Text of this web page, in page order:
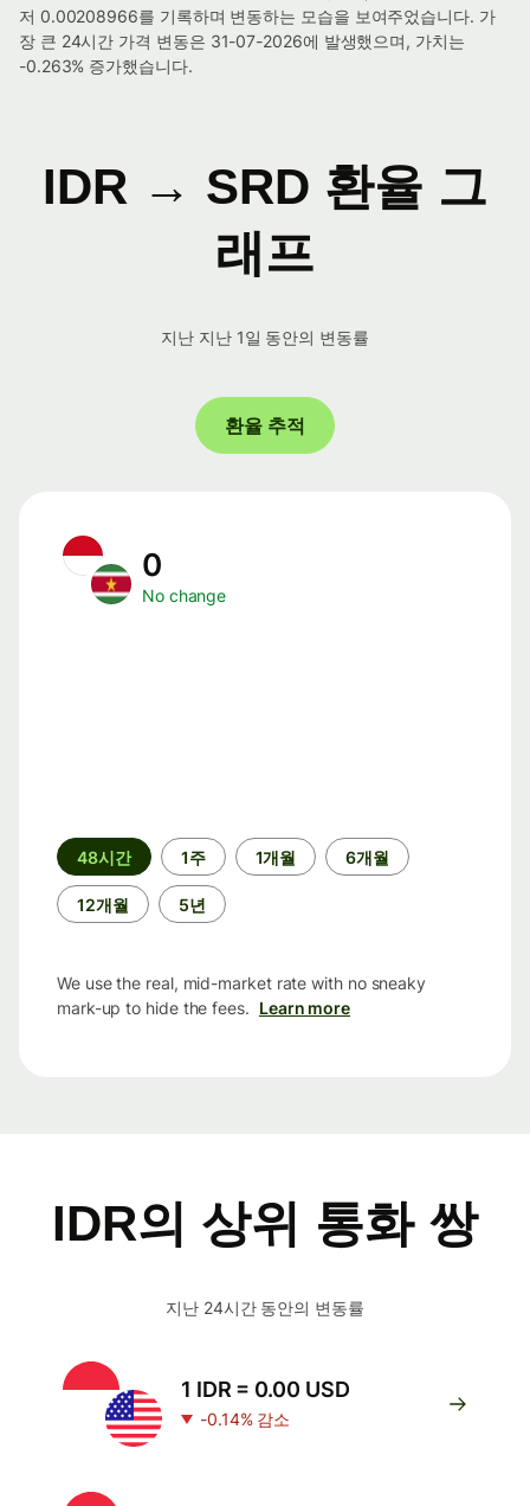
저 0.00208966를 기록하며 변동하는 모습을 보여주었습니다. 가
장 큰 24시간 가격 변동은 31-07-2026에 발생했으며, 가치는
-0.263% 증가했습니다.
IDR → SRD 환율 그
래프
지난 지난 1일 동안의 변동률
환율 추적
0
No change
기
간
48시간 1주 1개월 6개월
12개월 5년
We use the real, mid-market rate with no sneaky
mark-up to hide the fees. Learn more
IDR의 상위 통화 쌍
지난 24시간 동안의 변동률
1 IDR = 0.00 USD
-0.14% 감소